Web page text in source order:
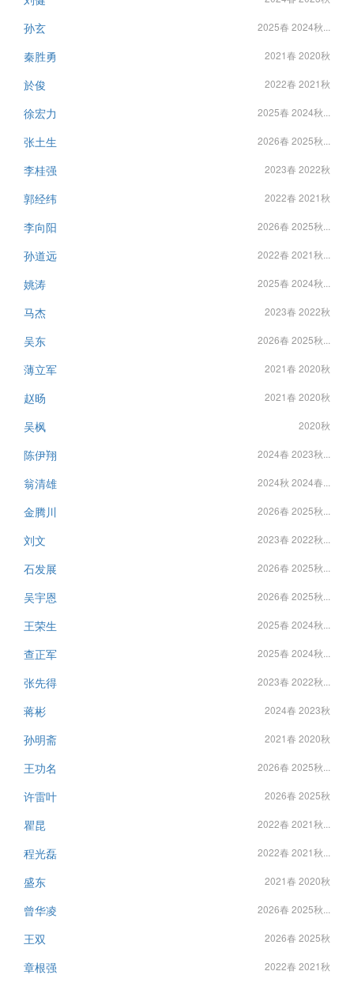
孙玄 2025春 2024秋...
秦胜勇 2021春 2020秋
於俊 2022春 2021秋
徐宏力 2025春 2024秋...
张土生 2026春 2025秋...
李桂强 2023春 2022秋
郭经纬 2022春 2021秋
李向阳 2026春 2025秋...
孙道远 2022春 2021秋...
姚涛 2025春 2024秋...
马杰 2023春 2022秋
吴东 2026春 2025秋...
薄立军 2021春 2020秋
赵旸 2021春 2020秋
吴枫 2020秋
陈伊翔 2024春 2023秋...
翁清雄 2024秋 2024春...
金腾川 2026春 2025秋...
刘文 2023春 2022秋...
石发展 2026春 2025秋...
吴宇恩 2026春 2025秋...
王荣生 2025春 2024秋...
查正军 2025春 2024秋...
张先得 2023春 2022秋...
蒋彬 2024春 2023秋
孙明斋 2021春 2020秋
王功名 2026春 2025秋...
许雷叶 2026春 2025秋
瞿昆 2022春 2021秋...
程光磊 2022春 2021秋...
盛东 2021春 2020秋
曾华凌 2026春 2025秋...
王双 2026春 2025秋
章根强 2022春 2021秋